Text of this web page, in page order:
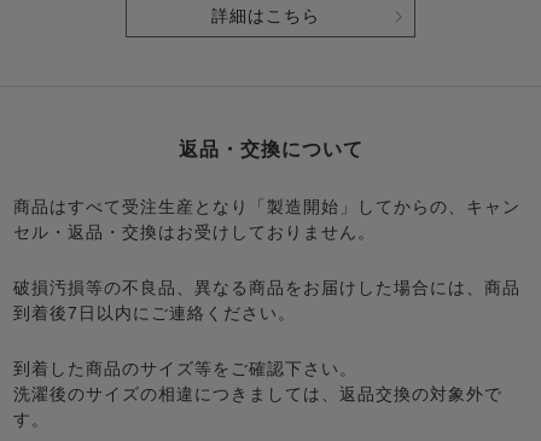
詳細はこちら
返品・交換について
商品はすべて受注生産となり「製造開始」してからの、キャン
セル・返品・交換はお受けしておりません。
破損汚損等の不良品、異なる商品をお届けした場合には、商品
到着後7日以内にご連絡ください。
到着した商品のサイズ等をご確認下さい。
洗濯後のサイズの相違につきましては、返品交換の対象外で
す。